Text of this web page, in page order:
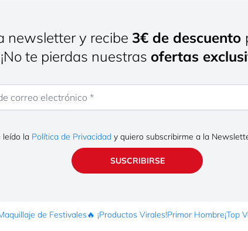
newsletter y recibe 3€ de descuento
¡No te pierdas nuestras ofertas
leído la Política de Privacidady quiero subscribirme a la
SUSCRIBIRSE
de Festivales🔥 ¡Productos Virales!Primor Hombre¡Top